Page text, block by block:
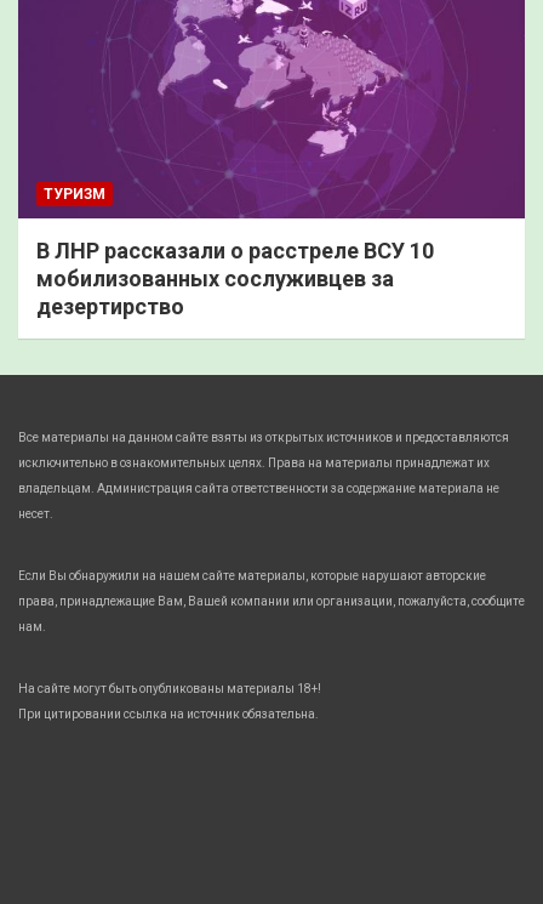
ТУРИЗМ
В ЛНР рассказали о расстреле ВСУ 10
мобилизованных сослуживцев за
дезертирство
Все материалы на данном сайте взяты из открытых источников и предоставляются
исключительно в ознакомительных целях. Права на материалы принадлежат их
владельцам. Администрация сайта ответственности за содержание материала не
несет.
Если Вы обнаружили на нашем сайте материалы, которые нарушают авторские
права, принадлежащие Вам, Вашей компании или организации, пожалуйста, сообщите
нам.
На сайте могут быть опубликованы материалы 18+!
При цитировании ссылка на источник обязательна.